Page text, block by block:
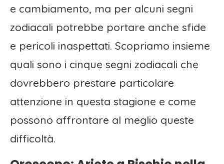
e cambiamento, ma per alcuni segni
zodiacali potrebbe portare anche sfide
e pericoli inaspettati. Scopriamo insieme
quali sono i cinque segni zodiacali che
dovrebbero prestare particolare
attenzione in questa stagione e come
possono affrontare al meglio queste
difficoltà.